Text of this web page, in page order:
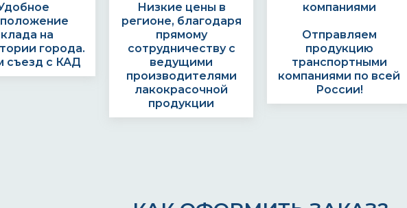
на
города.
съезд с КАД
Низкие цены в
регионе, благодаря
прямому
сотрудничеству с
ведущими
производителями
лакокрасочной
продукции
Отправляем
продукцию
транспортными
компаниями по всей
России!